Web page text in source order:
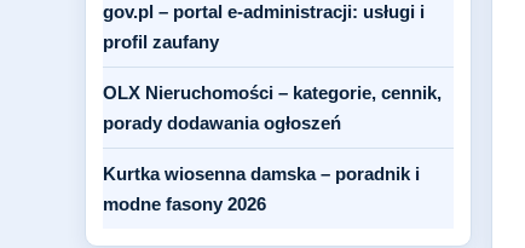
gov.pl – portal e-administracji: usługi i
profil zaufany
OLX Nieruchomości – kategorie, cennik,
porady dodawania ogłoszeń
Kurtka wiosenna damska – poradnik i
modne fasony 2026